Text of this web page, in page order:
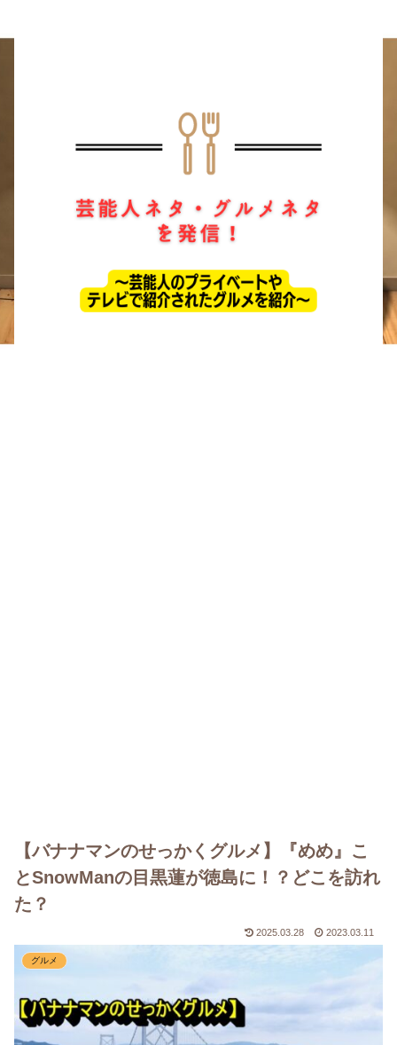
【バナナマンのせっかくグルメ】『めめ』こ
とSnowManの目黒蓮が徳島に！？どこを訪れ
た？
2025.03.28 2023.03.11
グルメ